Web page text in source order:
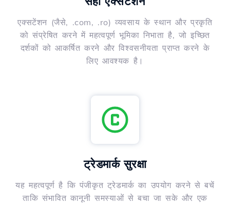
एक्सटेंशन (जैसे, .com, .ro) व्यवसाय के स्थान और प्रकृति
को संप्रेषित करने में महत्वपूर्ण भूमिका निभाता है, जो इच्छित
दर्शकों को आकर्षित करने और विश्वसनीयता प्राप्त करने के
लिए आवश्यक है।
ट्रेडमार्क सुरक्षा
यह महत्वपूर्ण है कि पंजीकृत ट्रेडमार्क का उपयोग करने से बचें
ताकि संभावित कानूनी समस्याओं से बचा जा सके और एक